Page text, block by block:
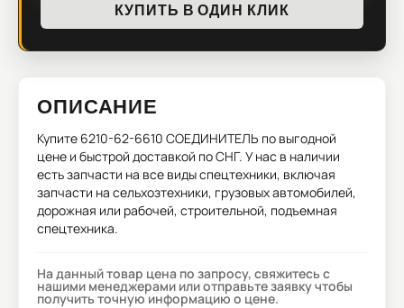
КУПИТЬ В ОДИН КЛИК
ОПИСАНИЕ
Купите 6210-62-6610 СОЕДИНИТЕЛЬ по выгодной
цене и быстрой доставкой по СНГ. У нас в наличии
есть запчасти на все виды спецтехники, включая
запчасти на сельхозтехники, грузовых автомобилей,
дорожная или рабочей, строительной, подъемная
спецтехника.
На данный товар цена по запросу, свяжитесь с
нашими менеджерами или отправьте заявку чтобы
получить точную информацию о цене.